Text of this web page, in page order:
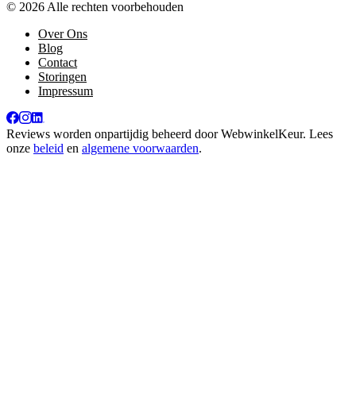
© 2026 Alle rechten voorbehouden
Over Ons
Blog
Contact
Storingen
Impressum
Reviews worden onpartijdig beheerd doorWebwinkelKeur. Lees
onze beleid en algemene voorwaarden.